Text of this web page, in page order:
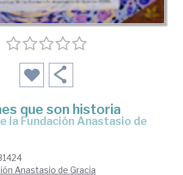
que son historia
Anastasio de Gracia